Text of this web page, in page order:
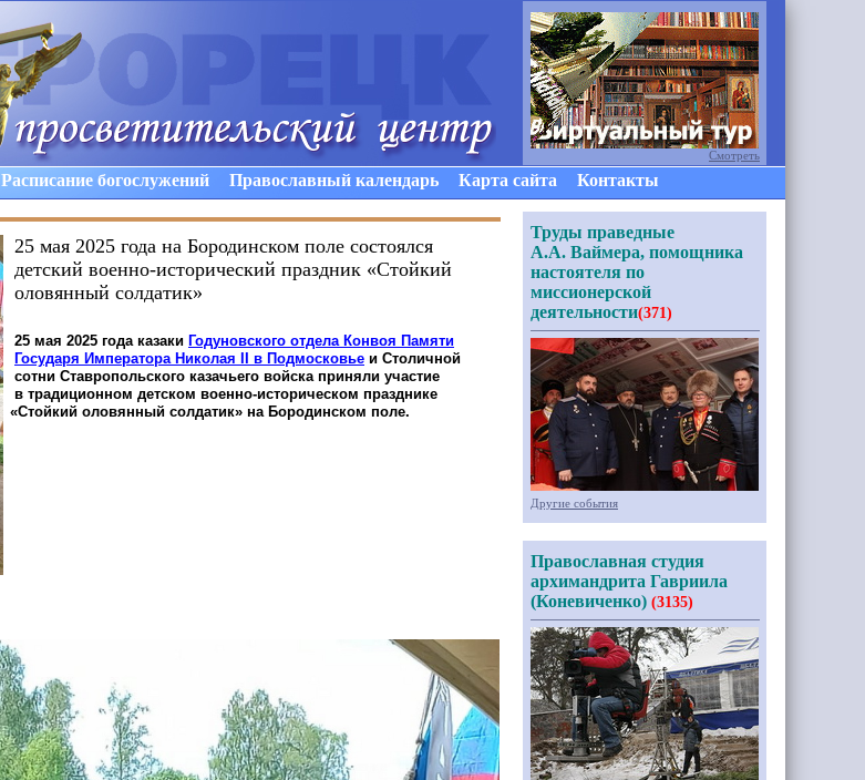
Расписание богослужений Православный календарь Карта сайта Контакты
25 мая 2025 года на Бородинском поле состоялся
детский военно-исторический праздник «Стойкий
оловянный солдатик»
25 мая 2025 года казаки Годуновского отдела Конвоя Памяти
Государя Императора Николая
в Подмосковье и Столичной
сотни Ставропольского казачьего войска приняли участие
в традиционном детском военно-историческом празднике
«Стойкий оловянный солдатик» на Бородинском поле.
Смотреть
Труды праведные
А.А. Ваймера, помощника
настоятеля по
миссионерской
деятельности(371)
Другие события
Православная студия
архимандрита Гавриила
(Коневиченко) (3135)